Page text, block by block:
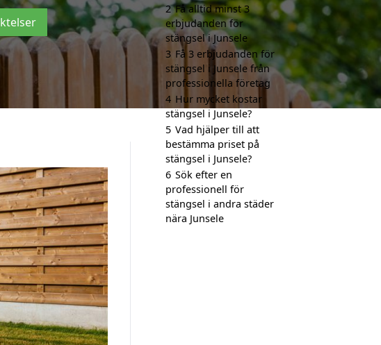
2 Få alltid minst 3
erbjudanden för
stängsel i Junsele
3 Få 3 erbjudanden för
stängsel i Junsele från
professionella företag
4 Hur mycket kostar
stängsel i Junsele?
5 Vad hjälper till att
bestämma priset på
stängsel i Junsele?
6 Sök efter en
professionell för
stängsel i andra städer
nära Junsele